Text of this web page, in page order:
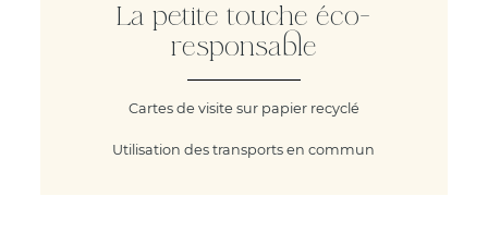
La petite touche éco-
responsable
Cartes de visite sur papier recyclé
Utilisation des transports en commun